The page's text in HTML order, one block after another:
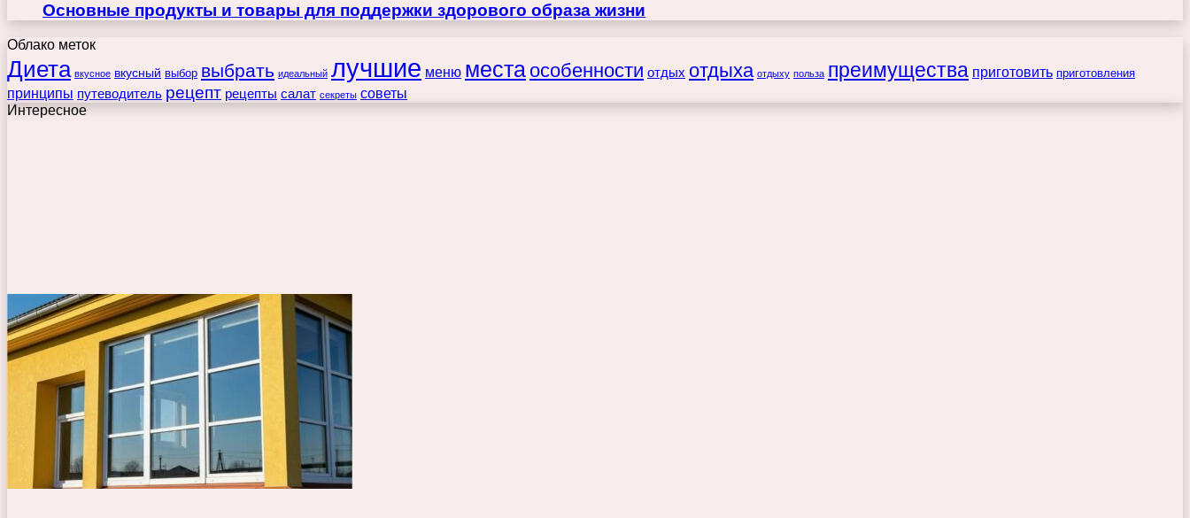
Основные продукты и товары для поддержки здорового образа жизни
Облако меток
Диета вкусное вкусный выбор выбрать идеальный лучшие меню места особенности отдых отдыха отдыху польза преимущества приготовить приготовления
принципы путеводитель рецепт рецепты салат секреты советы
Интересное